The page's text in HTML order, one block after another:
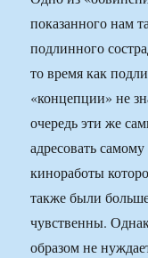
показанного нам
подлинного
то время как
«концепции» не
очередь эти же
адресовать
киноработы
также были
чувственны.
образом не